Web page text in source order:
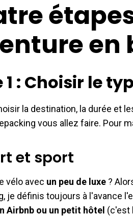
en
1 : Choisir le
la destination, la durée et
vous allez faire. Pour
et sport
vélo avec un peu de luxe ?
je définis toujours à l'avance
Airbnb ou un petit hôtel (c'est